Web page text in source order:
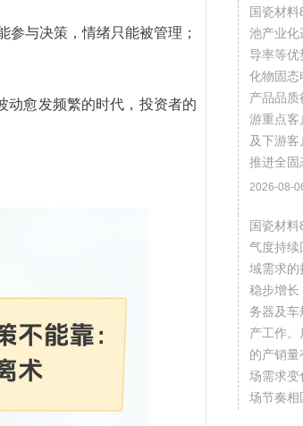
参与决策，情绪只能被管理；
动愈发频繁的时代，投资者的
国瓷材
池产业化
导率等优
化物固态
产品品
游重点客
及下游
推进全固
2026-08-
国瓷材
气度持续
域需求的
稳步增长
务器及车
产工作
的产销
场需求变
场节奏相